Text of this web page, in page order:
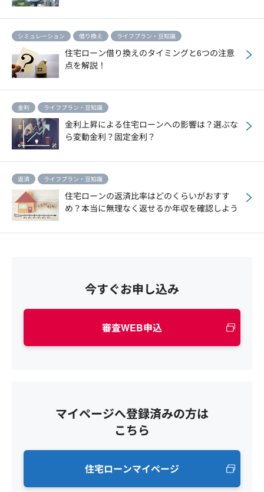
シミュレーション 借り換え ライフプラン・豆知識
住宅ローン借り換えのタイミングと6つの注意
点を解説！
金利 ライフプラン・豆知識
金利上昇による住宅ローンへの影響は？選ぶな
ら変動金利？固定金利？
返済 ライフプラン・豆知識
住宅ローンの返済比率はどのくらいがおすす
め？本当に無理なく返せるか年収を確認しよう
今すぐお申し込み
審査WEB申込
マイページへ登録済みの方は
こちら
住宅ローンマイページ